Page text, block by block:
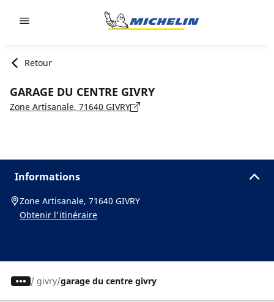
Retour
GARAGE DU CENTRE GIVRY
Zone Artisanale, 71640 GIVRY
Informations
Zone Artisanale, 71640 GIVRY
Obtenir l'itinéraire
/ givry garage du centre givry